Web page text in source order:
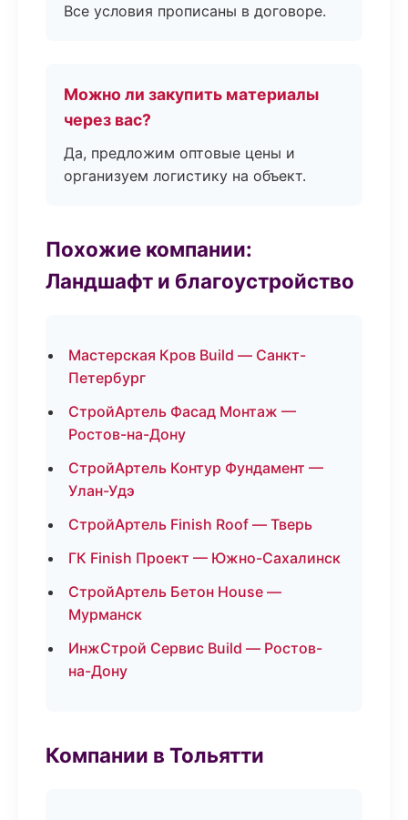
Все условия прописаны в договоре.
Можно ли закупить материалы
через вас?
Да, предложим оптовые цены и
организуем логистику на объект.
Похожие компании:
Ландшафт и благоустройство
Мастерская Кров Build — Санкт-
Петербург
СтройАртель Фасад Монтаж —
Ростов-на-Дону
СтройАртель Контур Фундамент —
Улан-Удэ
СтройАртель Finish Roof — Тверь
ГК Finish Проект — Южно-Сахалинск
СтройАртель Бетон House —
Мурманск
ИнжСтрой Сервис Build — Ростов-
на-Дону
Компании в Тольятти